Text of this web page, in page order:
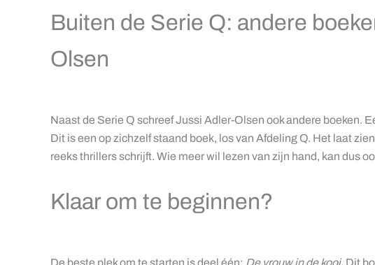
Buiten de Serie Q: andere
Olsen
Naast de Serie Q schreef Jussi Adler-Olsen ook andere boeken.
Dit is een op zichzelf staand boek, los van Afdeling Q. Het laat
reeks thrillers schrijft. Wie meer wil lezen van zijn hand, kan dus
Klaar om te beginnen?
De beste plek om te starten is deel één: De vrouw in de kooi. Dit